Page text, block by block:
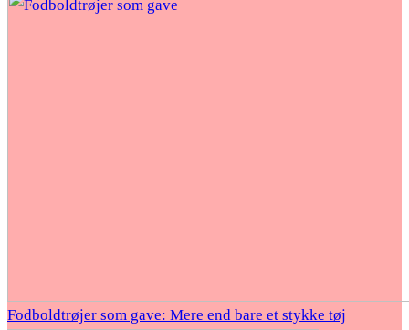
Fodboldtrøjer som gave: Mere end bare et stykke tøj